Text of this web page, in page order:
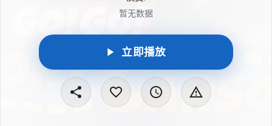
暂无数据
立即播放